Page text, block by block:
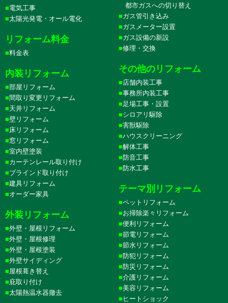
電気工事
太陽光発電・オール電化
リフォーム料金
料金表
内装リフォーム
部屋リフォーム
間取り変更リフォーム
天井リフォーム
壁リフォーム
床リフォーム
窓リフォーム
室内壁塗装
カーテンレール取り付け
ブラインド取り付け
建具リフォーム
オーダー家具
外装リフォーム
外壁・屋根リフォーム
外壁・屋根修理
外壁・屋根塗装
外壁サイディング
屋根葺き替え
庇取り付け
太陽熱温水器撤去
都市ガスへの切り替え
ガス管引き込み
ガスメーター設置
ガス設備の新設
修理・交換
その他のリフォーム
店舗内装工事
事務所内装工事
足場工事・設置
シロアリ駆除
害獣駆除
ハウスクリーニング
解体工事
防音工事
防水工事
テーマ別リフォーム
ペットリフォーム
お掃除楽々リフォーム
便利リフォーム
節電リフォーム
節水リフォーム
防犯リフォーム
防災リフォーム
介護リフォーム
美容リフォーム
ヒートショック